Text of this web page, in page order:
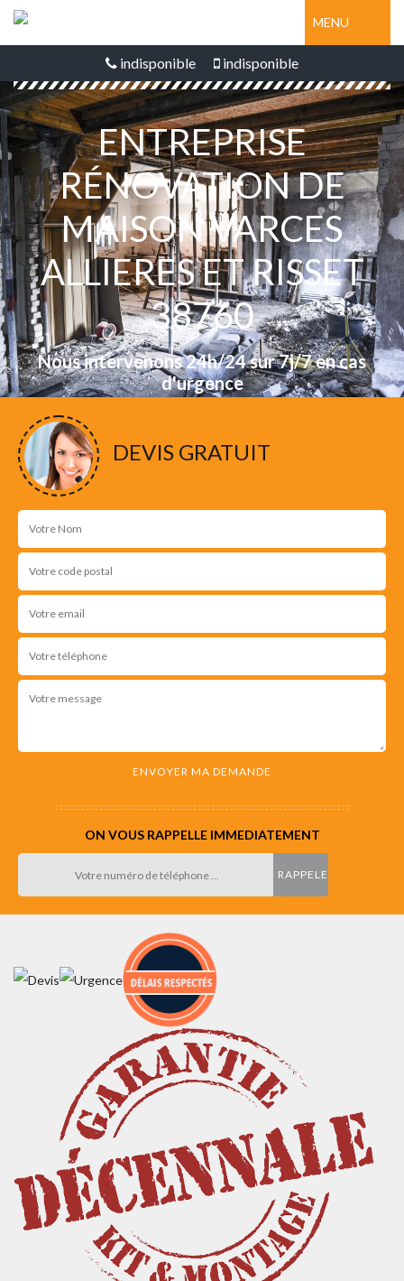
MENU
indisponible indisponible
ENTREPRISE
RÉNOVATION DE
MAISON VARCES
ALLIERES ET RISSET
38760
Nous intervenons 24h/24 sur 7j/7 en cas
d'urgence
DEVIS GRATUIT
ON VOUS RAPPELLE IMMEDIATEMENT